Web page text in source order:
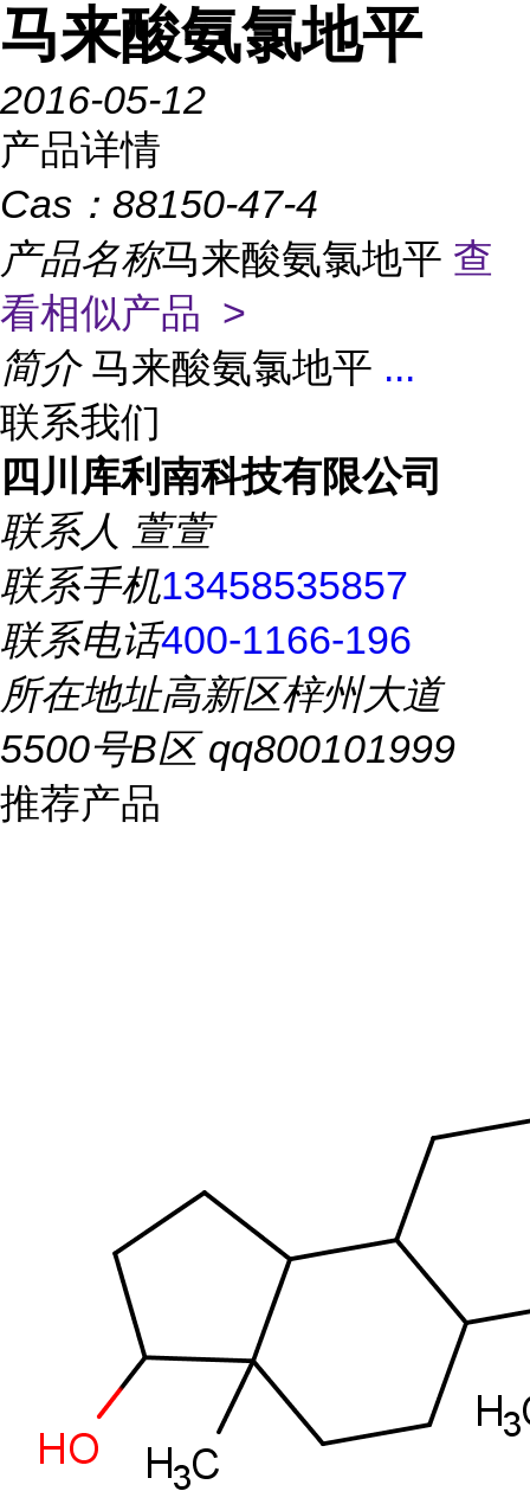
马来酸氨氯地平
2016-05-12
产品详情
Cas： 88150-47-4
产品名称马来酸氨氯地平 查
看相似产品 >
简介 马来酸氨氯地平 ...
联系我们
四川库利南科技有限公司
联系人 萱萱
联系手机13458535857
联系电话400-1166-196
所在地址高新区梓州大道
5500号B区 qq800101999
推荐产品